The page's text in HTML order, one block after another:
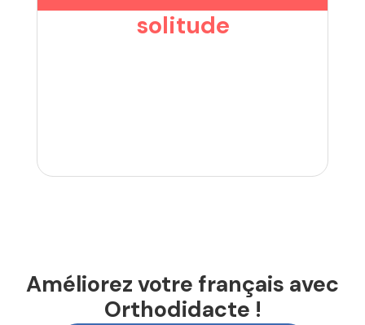
solitude
Améliorez votre français avec
Orthodidacte !